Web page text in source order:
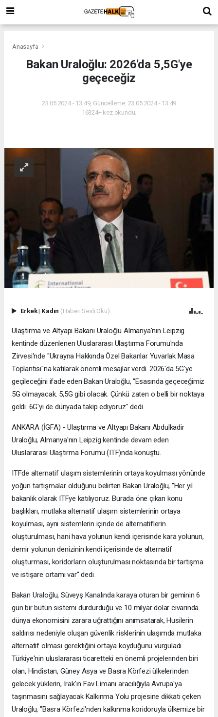
Anasayfa
Bakan Uraloğlu: 2026'da 5,5G'ye
geçeceğiz
23.05.2024 - 13:49, Güncelleme: 23.05.2024 - 13:49
16324+ kez okundu.
Erkek| Kadın (Haberi Sesli Oku)
Ulaştırma ve Altyapı Bakanı Uraloğlu Almanya'nın Leipzig
kentinde düzenlenen Uluslararası Ulaştırma Forumu'nda
Zirvesi'nde "Ukrayna Hakkında Özel Bakanlar Yuvarlak Masa
Toplantısı"na katılarak önemli mesajlar verdi. 2026'da 5G'ye
geçileceğini ifade eden Bakan Uraloğlu, "Esasında geçeceğimiz
5G olmayacak. 5,5G gibi olacak. Çünkü zaten o belli bir noktaya
geldi. 6G'yi de dünyada takip ediyoruz" dedi.
ANKARA (İGFA) - Ulaştırma ve Altyapı Bakanı Abdulkadir
Uraloğlu, Almanya'nın Leipzig kentinde devam eden
Uluslararası Ulaştırma Forumu (ITF)nda konuştu.
ITFde alternatif ulaşım sistemlerinin ortaya koyulması yönünde
yoğun tartışmalar olduğunu belirten Bakan Uraloğlu, "Her yıl
bakanlık olarak ITFye katılıyoruz. Burada öne çıkan konu
başlıkları, mutlaka alternatif ulaşım sistemlerinin ortaya
koyulması, aynı sistemlerin içinde de alternatiflerin
oluşturulması, hani hava yolunun kendi içerisinde kara yolunun,
demir yolunun denizinin kendi içerisinde de alternatif
oluşturması, koridorların oluşturulması noktasında bir tartışma
ve istişare ortamı var" dedi.
Bakan Uraloğlu, Süveyş Kanalında karaya oturan bir geminin 6
gün bir bütün sistemi durdurduğu ve 10 milyar dolar civarında
dünya ekonomisini zarara uğrattığını anımsatarak, Husilerin
saldırısı nedeniyle oluşan güvenlik risklerinin ulaşımda mutlaka
alternatif olması gerektiğini ortaya koyduğunu vurguladı.
Türkiye'nin uluslararası ticaretteki en önemli projelerinden biri
olan, Hindistan, Güney Asya ve Basra Körfezi ülkelerinden
gelecek yüklerin, Irak'ın Fav Limanı aracılığıyla Avrupa'ya
taşınmasını sağlayacak Kalkınma Yolu projesine dikkati çeken
Uraloğlu, "Basra Körfezi'nden kalkınma koridoruyla ülkemize bir